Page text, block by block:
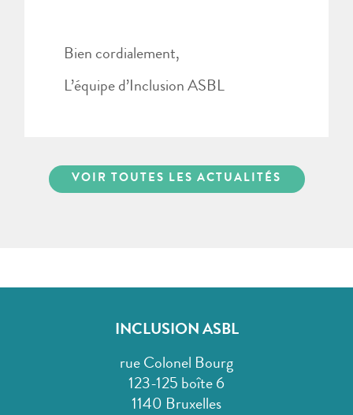
Bien cordialement,
L’équipe d’Inclusion ASBL
VOIR TOUTES LES ACTUALITÉS
INCLUSION ASBL
rue Colonel Bourg
123-125 boîte 6
1140 Bruxelles